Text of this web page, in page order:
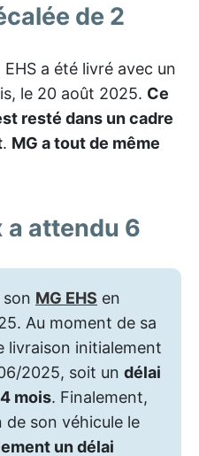
de 2
a été livré avec un
le 20 août 2025. Ce
resté dans un cadre
. MG a tout de même
a attendu 6
MG EHS en
Au moment de sa
livraison initialement
2025, soit un délai
mois. Finalement,
de son véhicule le
un délai